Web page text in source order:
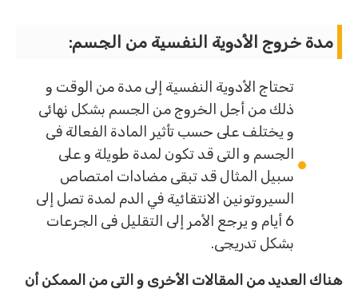
مدة خروج الأدوية النفسية من الجسم:
تحتاج الأدوية النفسية إلى مدة من الوقت و
ذلك من أجل الخروج من الجسم بشكل نهائى
و يختلف على حسب تأثير المادة الفعالة فى
الجسم و التى قد تكون لمدة طويلة و على
سبيل المثال قد تبقى مضادات امتصاص
السيروتونين الانتقائية في الدم لمدة تصل إلى
6 أيام و يرجع الأمر إلى التقليل فى الجرعات
بشكل تدريجى.
هناك العديد من المقالات الأخرى و التى من الممكن أن